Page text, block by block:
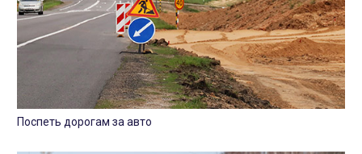
Поспеть дорогам за авто